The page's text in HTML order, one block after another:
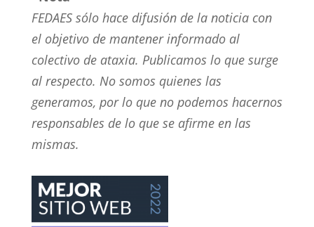
FEDAES sólo hace difusión de la noticia con
el objetivo de mantener informado al
colectivo de ataxia. Publicamos lo que surge
al respecto. No somos quienes las
generamos, por lo que no podemos hacernos
responsables de lo que se afirme en las
mismas.